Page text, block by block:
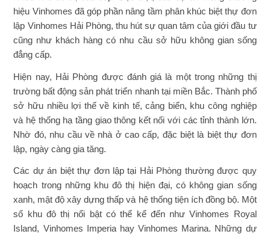
hiệu Vinhomes đã góp phần nâng tầm phân khúc biệt thự đơn
lập Vinhomes Hải Phòng, thu hút sự quan tâm của giới đầu tư
cũng như khách hàng có nhu cầu sở hữu không gian sống
đẳng cấp.
Hiện nay, Hải Phòng được đánh giá là một trong những thị
trường bất động sản phát triển nhanh tại miền Bắc. Thành phố
sở hữu nhiều lợi thế về kinh tế, cảng biển, khu công nghiệp
và hệ thống hạ tầng giao thông kết nối với các tỉnh thành lớn.
Nhờ đó, nhu cầu về nhà ở cao cấp, đặc biệt là biệt thự đơn
lập, ngày càng gia tăng.
Các dự án biệt thự đơn lập tại Hải Phòng thường được quy
hoạch trong những khu đô thị hiện đại, có không gian sống
xanh, mật độ xây dựng thấp và hệ thống tiện ích đồng bộ. Một
số khu đô thị nổi bật có thể kể đến như Vinhomes Royal
Island, Vinhomes Imperia hay Vinhomes Marina. Những dự